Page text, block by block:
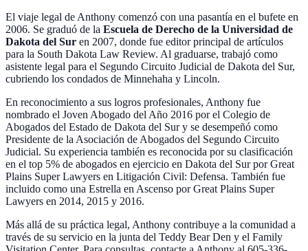
El viaje legal de Anthony comenzó con una pasantía en el bufete en
2006. Se graduó de la Escuela de Derecho de la Universidad de
Dakota del Sur en 2007, donde fue editor principal de artículos
para la South Dakota Law Review. Al graduarse, trabajó como
asistente legal para el Segundo Circuito Judicial de Dakota del Sur,
cubriendo los condados de Minnehaha y Lincoln.
En reconocimiento a sus logros profesionales, Anthony fue
nombrado el Joven Abogado del Año 2016 por el Colegio de
Abogados del Estado de Dakota del Sur y se desempeñó como
Presidente de la Asociación de Abogados del Segundo Circuito
Judicial. Su experiencia también es reconocida por su clasificación
en el top 5% de abogados en ejercicio en Dakota del Sur por Great
Plains Super Lawyers en Litigación Civil: Defensa. También fue
incluido como una Estrella en Ascenso por Great Plains Super
Lawyers en 2014, 2015 y 2016.
Más allá de su práctica legal, Anthony contribuye a la comunidad a
través de su servicio en la junta del Teddy Bear Den y el Family